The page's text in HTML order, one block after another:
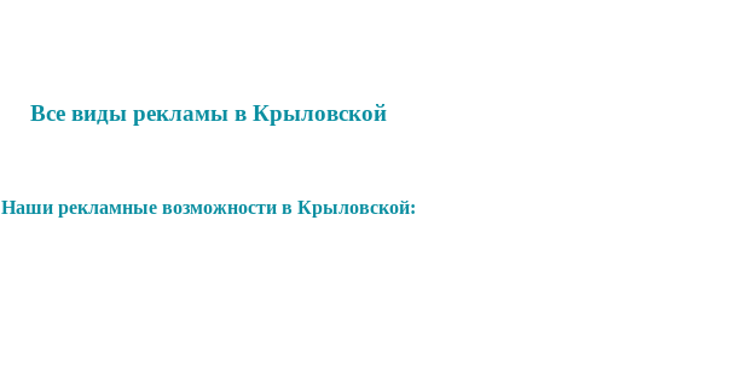
Все виды рекламы в Крыловской
Наши рекламные возможности в Крыловской: